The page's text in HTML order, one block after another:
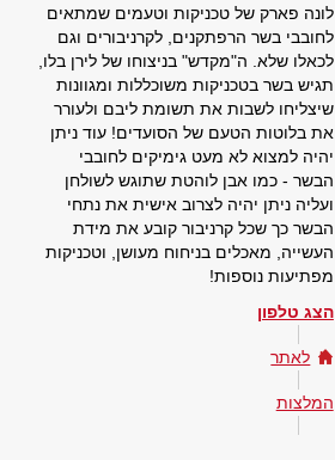
לונה פארק של טכניקות וטעמים שמתאים
לחובבי בשר הרפתקנים, לקרניבורים וגם
לכאלו שלא. ה"מקדש" בניצוחו של לירן בלו,
תגיש בשר בטכניקות משוכללות ומגוונות
שיצליחו לשבות את תשומת ליבם ולעורר
את בלוטות הטעם של הסועדים! עוד ניתן
יהיה למצוא לא מעט גימיקים לחובבי
הבשר - כמו אבן לוהטת שתוגש לשולחן
ועליה ניתן יהיה לצרוב אישית את נתחי
הבשר כך שכל קרניבור קובע את מידת
העשייה, מאכלים בניחוח מעושן, וטכניקות
מפתיעות נוספות!
הצג טלפון
לאתר
המלצות